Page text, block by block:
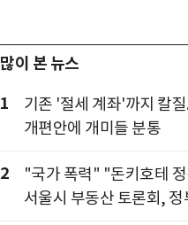
많이 본 뉴스
1
기존 '절세 계좌'까지 칼질
개편안에 개미들 분통
2
"국가 폭력" "돈키호테
서울시 부동산 토론회, 정